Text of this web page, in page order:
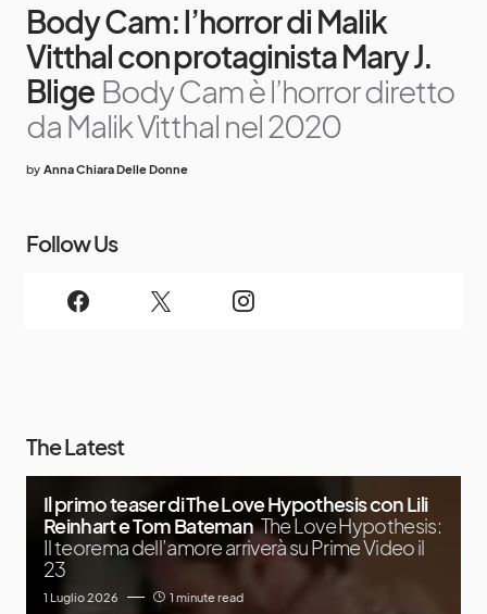
Body Cam: l’horror di Malik
Vitthal con protaginista Mary J.
Blige Body Cam è l’horror diretto
da Malik Vitthal nel 2020
by Anna Chiara Delle Donne
Follow Us
The Latest
Il primo teaser di The Love Hypothesis con Lili
Reinhart e Tom Bateman The Love Hypothesis:
Il teorema dell’amore arriverà su Prime Video il
23
1 Luglio 2026 1 minute read